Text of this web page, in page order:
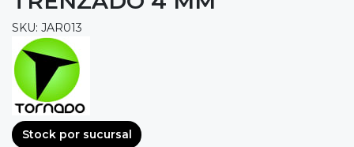
SKU: JAR013
Stock por sucursal